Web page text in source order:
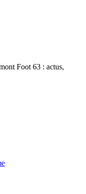
Foot 63 : actus,